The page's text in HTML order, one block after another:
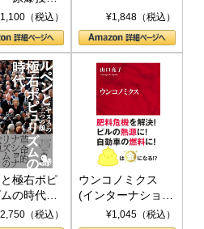
連参戦、そ
(PHP新
（税込） ¥1,848（税込）
極右ポピ
の時代：
ス〉の二つ
（税込）
ウンコノミクス
(インターナショナ
ル新書)¥1,045（税込）